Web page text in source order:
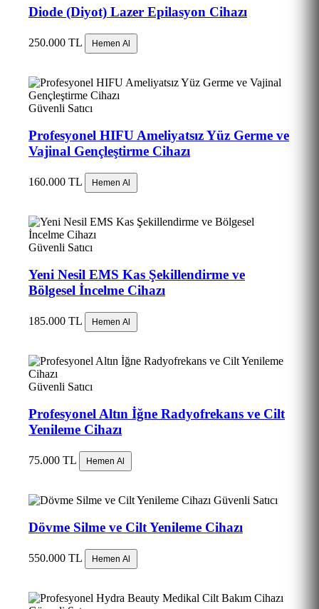
Diode (Diyot) Lazer Epilasyon Cihazı
250.000 TL Hemen Al
Güvenli Satıcı
Profesyonel HIFU Ameliyatsız Yüz Germe ve
Vajinal Gençleştirme Cihazı
160.000 TL Hemen Al
Güvenli Satıcı
Yeni Nesil EMS Kas Şekillendirme ve
Bölgesel İncelme Cihazı
185.000 TL Hemen Al
Güvenli Satıcı
Profesyonel Altın İğne Radyofrekans ve Cilt
Yenileme Cihazı
75.000 TL Hemen Al
Güvenli Satıcı
Dövme Silme ve Cilt Yenileme Cihazı
550.000 TL Hemen Al